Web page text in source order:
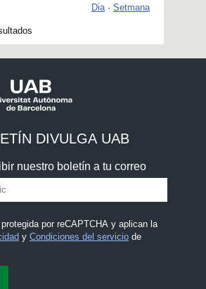
Dia · Setmana
DIVULGA UAB
nuestro boletín a tu correo
por reCAPTCHA y aplican la
y Condiciones del serviciode